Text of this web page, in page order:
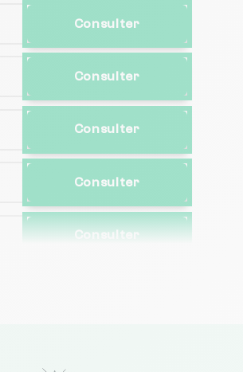
Consulter
Consulter
Consulter
Consulter
Consulter